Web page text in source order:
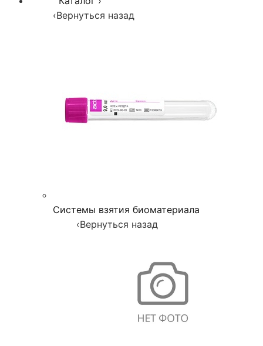
‹Вернуться назад
Системы взятия биоматериала
‹Вернуться назад